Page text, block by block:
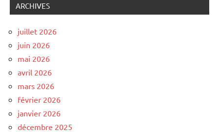
ARCHIVES
juillet 2026
juin 2026
mai 2026
avril 2026
mars 2026
février 2026
janvier 2026
décembre 2025